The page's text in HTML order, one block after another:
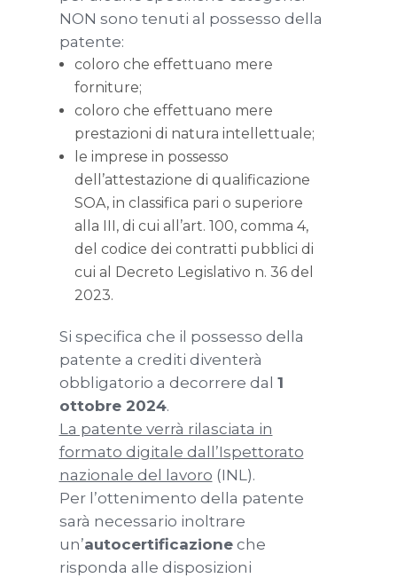
NON sono tenuti al possesso della
patente:
coloro che effettuano mere
forniture;
coloro che effettuano mere
prestazioni di natura intellettuale;
le imprese in possesso
dell’attestazione di qualificazione
SOA, in classifica pari o superiore
alla III, di cui all’art. 100, comma 4,
del codice dei contratti pubblici di
cui al Decreto Legislativo n. 36 del
2023.
Si specifica che il possesso della
patente a crediti diventerà
obbligatorio a decorrere dal 1
ottobre 2024.
La patente verrà rilasciata in
formato digitale dall’Ispettorato
nazionale del lavoro (INL).
Per l’ottenimento della patente
sarà necessario inoltrare
un’autocertificazioneche
risponda alle disposizioni